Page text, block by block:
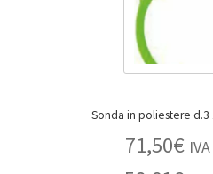
71,50€